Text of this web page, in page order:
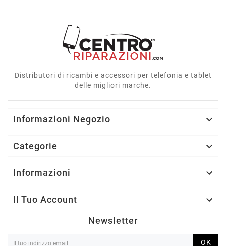
Distributori di ricambi e accessori per telefonia e tablet
delle migliori marche.
Informazioni Negozio 
Categorie 
Informazioni 
Il Tuo Account 
Newsletter
OK